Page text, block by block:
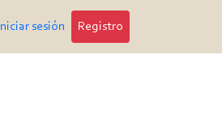
Iniciar sesión Registro